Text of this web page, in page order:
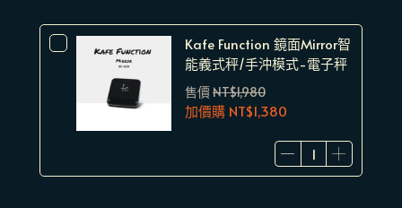
Kafe Function 鏡面Mirror智
能義式秤/手沖模式-電子秤
售價NT$1,980
加價購 NT$1,380